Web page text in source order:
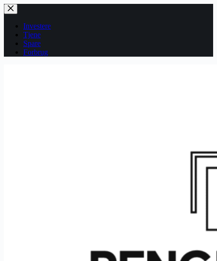
Fortsæt
til
indholdInvestere
Tjene
Spare
Forbrug